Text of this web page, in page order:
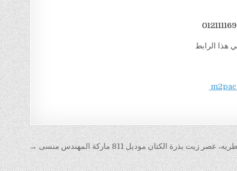
هذا الرابط
بذرة الكتان موديل 811 ماركة المهندس منسى →